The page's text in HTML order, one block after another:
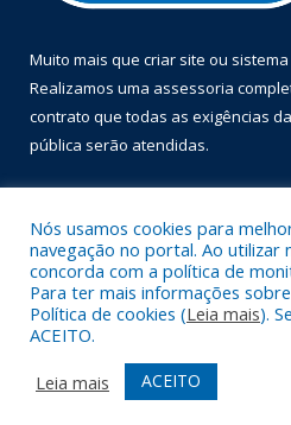
Muito mais que criar site ou
Realizamos uma assessoria
contrato que todas as exigências
pública serão atendidas.
Todos os direitos reservados a
Mapa do Site
Acessar Área
Acessar Webmail
Nós usamos cookies para
navegação no portal. Ao utilizar
concorda com a política de
Para ter mais informações
Política de cookies (Leia mais).
ACEITO.
Leia mais
ACEITO